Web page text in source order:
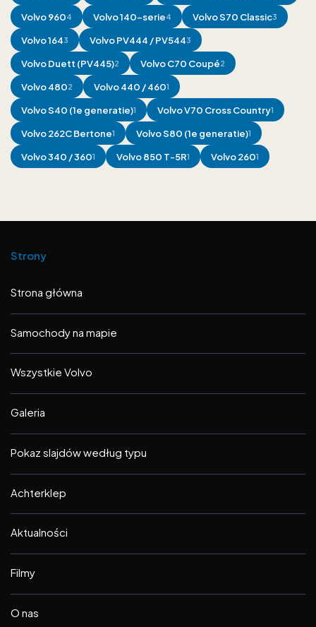
Volvo9604 Volvo140-serie4 VolvoS70 Classic3
Volvo1643 VolvoPV444 / PV5443
VolvoDuett (PV445)2 VolvoC70 Coupé2
Volvo4802 Volvo440 / 4601
VolvoS40 (1e generatie)1 VolvoV70 Cross Country1
Volvo262C Bertone1 VolvoS80 (1e generatie)1
Volvo340 / 3601 Volvo850 T-5R1 Volvo2601
Strony
Strona główna
Samochody na mapie
Wszystkie Volvo
Galeria
Pokaz slajdów według typu
Achterklep
Aktualności
Filmy
O nas